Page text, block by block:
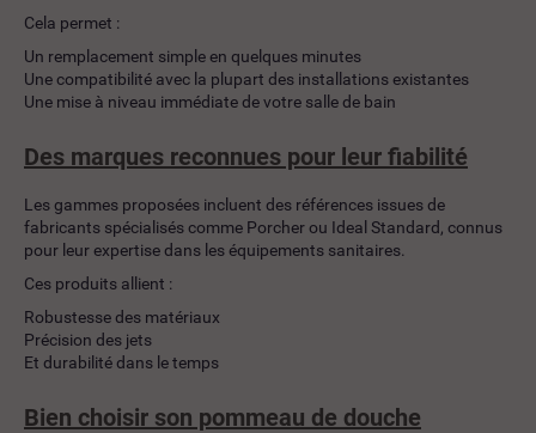
Cela permet :
Un remplacement simple en quelques minutes
Une compatibilité avec la plupart des installations existantes
Une mise à niveau immédiate de votre salle de bain
Des marques reconnues pour leur fiabilité
Les gammes proposées incluent des références issues de
fabricants spécialisés comme Porcher ou Ideal Standard, connus
pour leur expertise dans les équipements sanitaires.
Ces produits allient :
Robustesse des matériaux
Précision des jets
Et durabilité dans le temps
Bien choisir son pommeau de douche